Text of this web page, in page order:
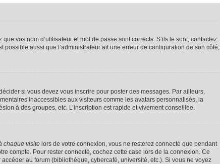
vos nom d’utilisateur et mot de passe sont corrects. S’ils le sont, contactez
possible aussi que l’administrateur ait une erreur de configuration de son côté,
si vous devez vous inscrire pour poster des messages. Par ailleurs,
inaccessibles aux visiteurs comme les avatars personnalisés, la
à des groupes, etc. L’inscription est rapide et vivement conseillée.
chaque visite lors de votre connexion, vous ne resterez connecté que pendant
compte. Pour rester connecté, cochez cette case lors de la connexion. Ce
au forum (bibliothèque, cybercafé, université, etc.). Si vous ne voyez